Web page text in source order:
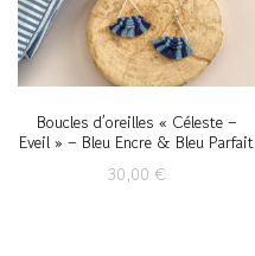
Boucles d’oreilles « Céleste –
Eveil » – Bleu Encre & Bleu Parfait
30,00 €